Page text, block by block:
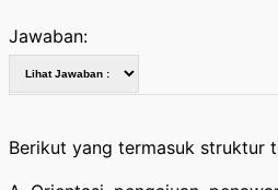
Jawaban:
Berikut yang termasuk struktur